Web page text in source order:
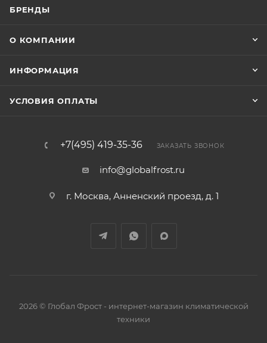
БРЕНДЫ
О КОМПАНИИ
ИНФОРМАЦИЯ
УСЛОВИЯ ОПЛАТЫ
+7(495) 419-35-36 ЗАКАЗАТЬ ЗВОНОК
info@globalfrost.ru
г. Москва, Анненский проезд, д. 1
2026 © Глобал Фрост - интернет-магазин климатической
техники